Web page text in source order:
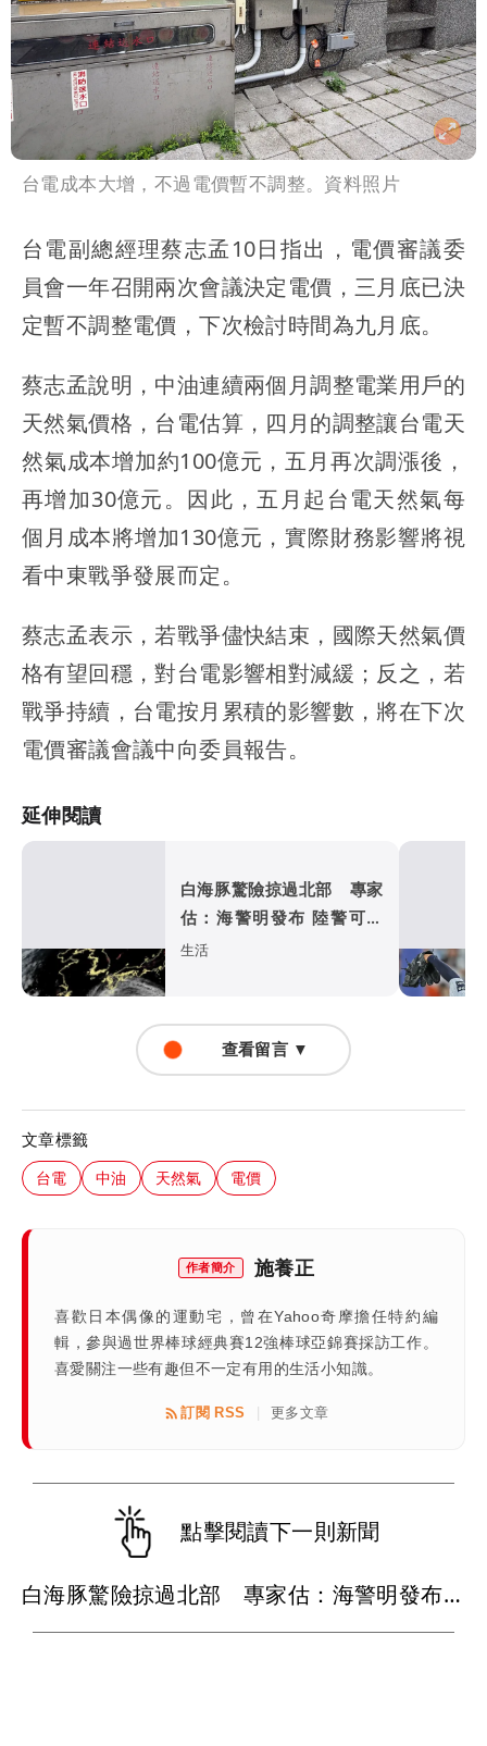
台電成本大增，不過電價暫不調整。資料照片
台電副總經理蔡志孟10日指出，電價審議委
員會一年召開兩次會議決定電價，三月底已決
定暫不調整電價，下次檢討時間為九月底。
蔡志孟說明，中油連續兩個月調整電業用戶的
天然氣價格，台電估算，四月的調整讓台電天
然氣成本增加約100億元，五月再次調漲後，
再增加30億元。因此，五月起台電天然氣每
個月成本將增加130億元，實際財務影響將視
看中東戰爭發展而定。
蔡志孟表示，若戰爭儘快結束，國際天然氣價
格有望回穩，對台電影響相對減緩；反之，若
戰爭持續，台電按月累積的影響數，將在下次
電價審議會議中向委員報告。
延伸閱讀
白海豚驚險掠過北部 專家
估：海警明發布 陸警可能
相對低
生活
查看留言 ▼
文章標籤
台電 中油 天然氣 電價
作者簡介 施養正
喜歡日本偶像的運動宅，曾在Yahoo奇摩擔任特約編
輯，參與過世界棒球經典賽12強棒球亞錦賽採訪工作。
喜愛關注一些有趣但不一定有用的生活小知識。
訂閱 RSS 更多文章
點擊閱讀下一則新聞
白海豚驚險掠過北部 專家估：海警明發布 陸警可能相對低